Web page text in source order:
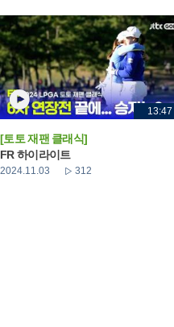
13:47
[토토 재팬 클래식]
FR 하이라이트
2024.11.03 312